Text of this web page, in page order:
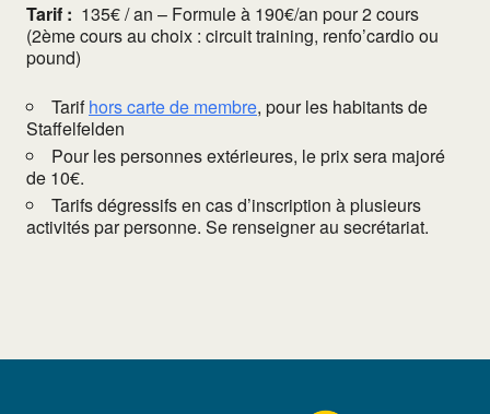
Tarif : 135€ / an – Formule à 190€/an pour 2 cours
(2ème cours au choix : circuit training, renfo’cardio ou
pound)
Tarifhors carte de membre, pour les habitants de
Staffelfelden
Pour les personnes extérieures, le prix sera majoré
de 10€.
Tarifs dégressifs en cas d’inscription à plusieurs
activités par personne. Se renseigner au secrétariat.